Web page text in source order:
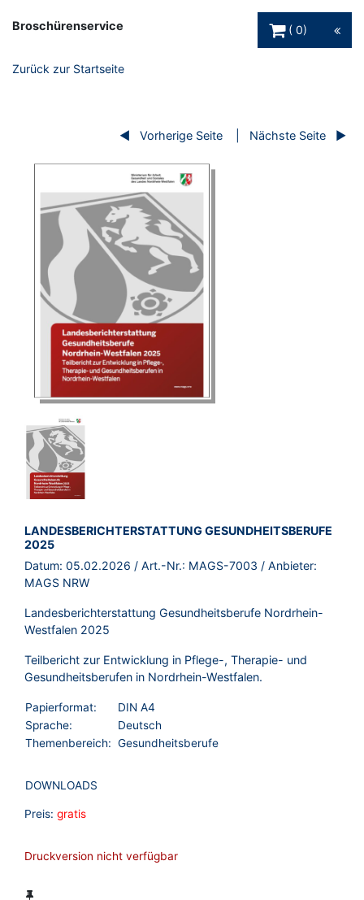
Broschürenservice
0
Zurück zur Startseite
Vorherige Seite Nächste Seite
BROSCHÜRE:
LANDESBERICHTERSTATTUNG GESUNDHEITSBERUFE
2025
Datum: 05.02.2026 / Art.-Nr.: MAGS-7003 / Anbieter:
MAGS NRW
Landesberichterstattung Gesundheitsberufe Nordrhein-
Westfalen 2025
Teilbericht zur Entwicklung in Pflege-, Therapie- und
Gesundheitsberufen in Nordrhein-Westfalen.
Papierformat:
DIN A4
Sprache:
Deutsch
Themenbereich: Gesundheitsberufe
DOWNLOADS
Preis: gratis
Druckversion nicht verfügbar